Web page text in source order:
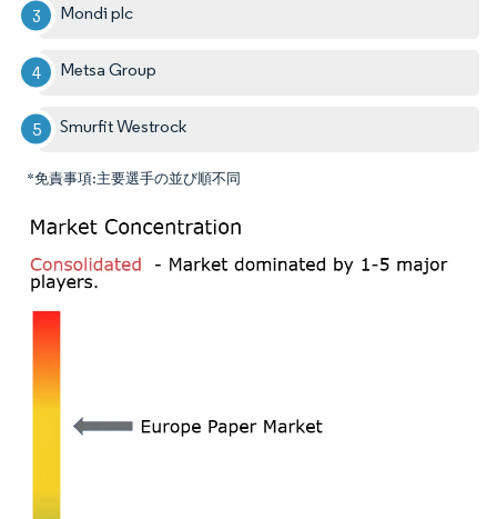
Mondi plc
Metsa Group
Smurfit Westrock
*免責事項:主要選手の並び順不同